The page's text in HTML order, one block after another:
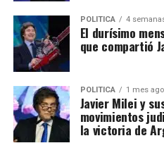
POLITICA 4
El durísimo
que compartió
POLITICA 1 mes ago
Javier Milei y
movimientos
la victoria de